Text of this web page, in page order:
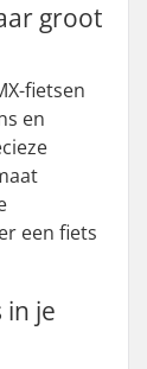
groot
fietsen
en
een fiets
in je